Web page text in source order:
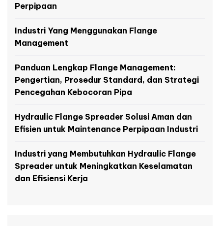
Perpipaan
Industri Yang Menggunakan Flange
Management
Panduan Lengkap Flange Management:
Pengertian, Prosedur Standard, dan Strategi
Pencegahan Kebocoran Pipa
Hydraulic Flange Spreader Solusi Aman dan
Efisien untuk Maintenance Perpipaan Industri
Industri yang Membutuhkan Hydraulic Flange
Spreader untuk Meningkatkan Keselamatan
dan Efisiensi Kerja